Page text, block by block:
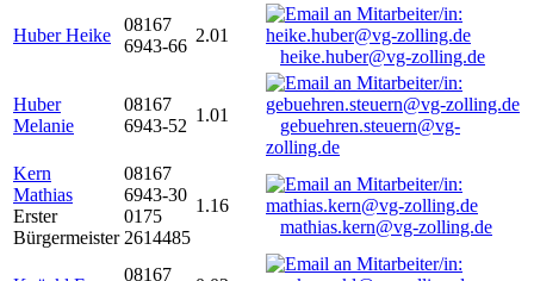
Huber Heike
08167
6943-66
2.01
heike.huber@vg-zolling.de
Huber
Melanie
08167
6943-52
1.01
gebuehren.steuern@vg-
zolling.de
Kern
Mathias
Erster
Bürgermeister
08167
6943-30
0175
2614485
1.16
mathias.kern@vg-zolling.de
08167